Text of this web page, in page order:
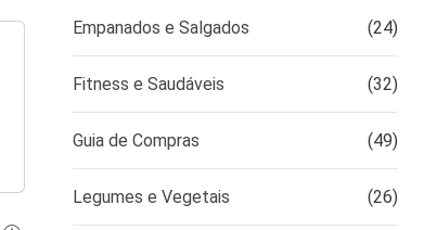
Empanados e Salgados (24)
Fitness e Saudáveis (32)
Guia de Compras (49)
Legumes e Vegetais (26)